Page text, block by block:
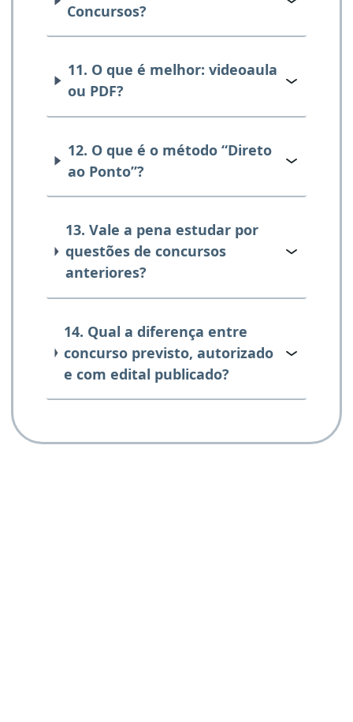
Concursos?
11. O que é melhor: videoaula
ou PDF?
12. O que é o método “Direto
ao Ponto”?
13. Vale a pena estudar por
questões de concursos
anteriores?
14. Qual a diferença entre
concurso previsto, autorizado
e com edital publicado?